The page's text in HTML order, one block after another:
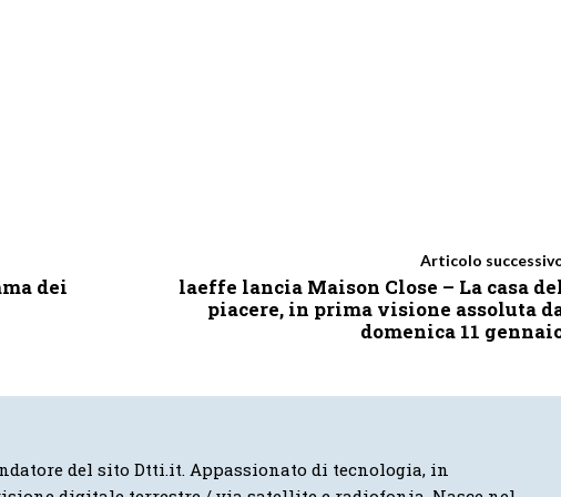
dei
Articolo
laeffe lancia Maison Close – La casa
piacere, in prima visione assoluta
domenica 11
del sito Dtti.it. Appassionato di tecnologia, in